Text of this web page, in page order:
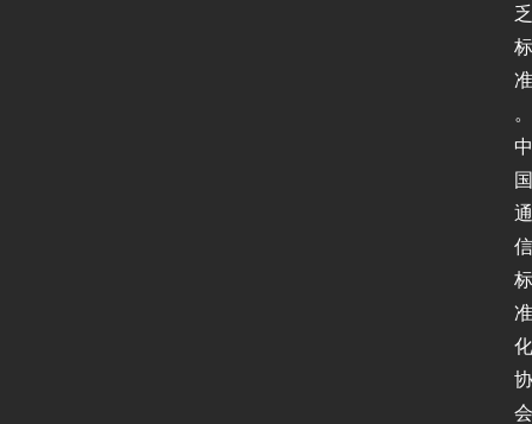
乏
标
准
。
中
国
通
信
标
准
化
协
会